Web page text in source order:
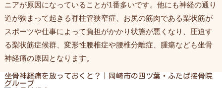
ニアが原因になっていることが1番多いです。他にも神経の通り
道が狭まって起きる脊柱管狭窄症、お尻の筋肉である梨状筋が
スポーツや仕事によって負担がかかり状態が悪くなり、圧迫す
る梨状筋症候群、変形性腰椎症や腰椎分離症、腫瘍なども坐骨
神経痛の原因となります。
坐骨神経痛を放っておくと？｜岡崎市の四ツ葉・ふたば接骨院
グループ